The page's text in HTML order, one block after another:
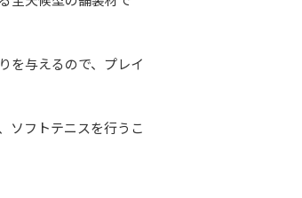
を与えるので、プレイ
ソフトテニスを行うこ